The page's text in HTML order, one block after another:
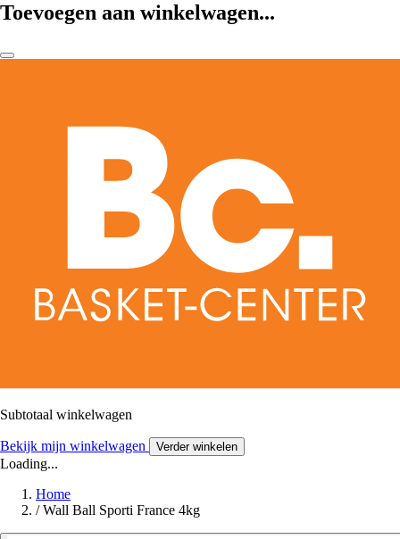
Toevoegen aan winkelwagen...
Subtotaal winkelwagen
Bekijk mijn winkelwagen Verder winkelen
Loading...
Home
/ Wall Ball Sporti France 4kg